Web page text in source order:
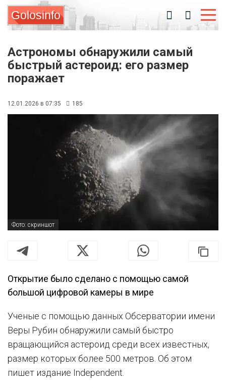
Golosinfo
Астрономы обнаружили самый
быстрый астероид: его размер
поражает
12.01.2026 в 07:35 185
Фото: скриншот
Открытие было сделано с помощью самой
большой цифровой камеры в мире
Ученые с помощью данных Обсерватории имени
Веры Рубин обнаружили самый быстро
вращающийся астероид среди всех известных,
размер которых более 500 метров. Об этом
пишет издание Independent.